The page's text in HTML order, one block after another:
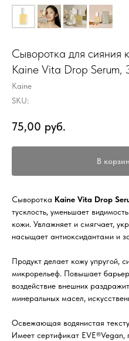
Сыворотка для сияния
Kaine Vita Drop Serum,
Kaine
SKU:
75,00 руб.
В
Сыворотка Kaine Vita Drop
тусклость, уменьшает
кожи. Увлажняет и смягчает,
насыщает антиоксидантами и
Продукт делает кожу упругой,
микрорельеф. Повышает
воздействие внешних
минеральных масел,
Освежающая водянистая
Имеет сертификат